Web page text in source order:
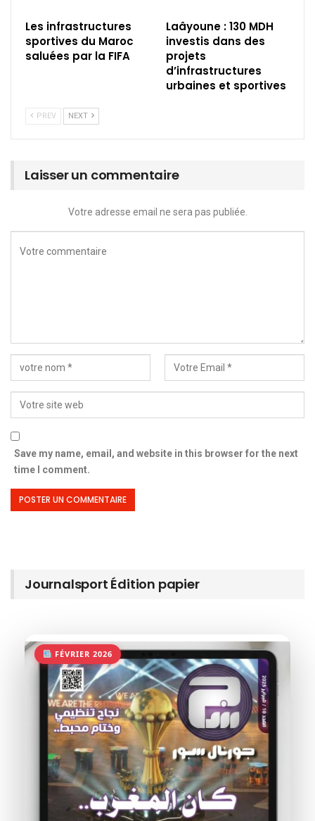
Les infrastructures
sportives du Maroc
saluées par la FIFA
Laâyoune : 130 MDH
investis dans des
projets
d’infrastructures
urbaines et sportives
PREV NEXT
Laisser un commentaire
Votre adresse email ne sera pas publiée.
Save my name, email, and website in this browser for the next
time I comment.
Journalsport Édition papier
FÉVRIER 2026